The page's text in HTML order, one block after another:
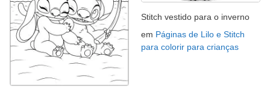
Stitch vestido para o inverno
em Páginas de Lilo e Stitch
para colorir para crianças